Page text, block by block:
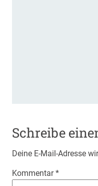
Schreibe
Deine E-Mail-Adresse
Kommentar*